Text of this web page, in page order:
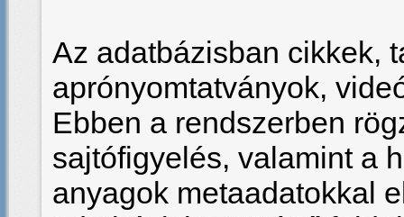
Az adatbázisban cikkek,
aprónyomtatványok,
Ebben a rendszerben
sajtófigyelés, valamint a
anyagok metaadatokkal